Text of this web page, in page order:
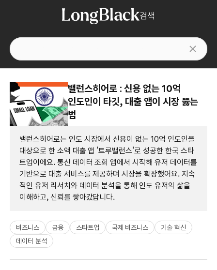
검색
밸런스히어로 : 신용 없는 10억
인도인이 타깃, 대출 앱이 시장 뚫는
법
밸런스히어로는 인도 시장에서 신용이 없는 10억 인도인을
대상으로 한 소액 대출 앱 '트루밸런스'로 성공한 한국 스타
트업이에요. 통신 데이터 조회 앱에서 시작해 유저 데이터를
기반으로 대출 서비스를 제공하며 시장을 확장했어요. 지속
적인 유저 리서치와 데이터 분석을 통해 인도 유저의 삶을
이해하고, 신뢰를 쌓아갔답니다.
비즈니스 금융 스타트업 국제 비즈니스
기술 혁신
데이터 분석